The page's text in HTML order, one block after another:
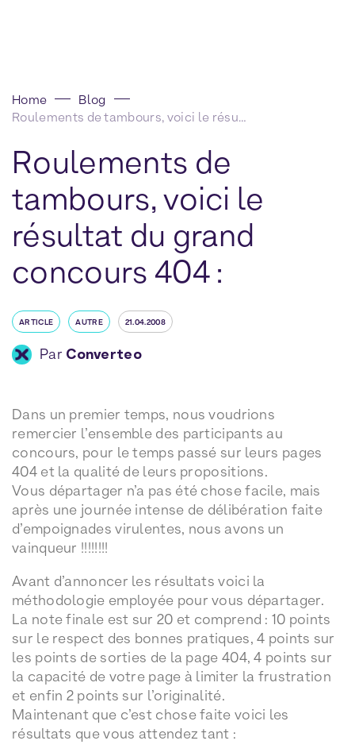
Home
Blog
Roulements de tambours, voici le résultat du grand concours 404 :
Roulements de
tambours, voici le
résultat du grand
concours 404 :
ARTICLE AUTRE 21.04.2008
Par Converteo
Dans un premier temps, nous voudrions
remercier l’ensemble des participants au
concours, pour le temps passé sur leurs pages
404 et la qualité de leurs propositions.
Vous départager n’a pas été chose facile, mais
après une journée intense de délibération faite
d’empoignades virulentes, nous avons un
vainqueur !!!!!!!!
Avant d’annoncer les résultats voici la
méthodologie employée pour vous départager.
La note finale est sur 20 et comprend : 10 points
sur le respect des bonnes pratiques, 4 points sur
les points de sorties de la page 404, 4 points sur
la capacité de votre page à limiter la frustration
et enfin 2 points sur l’originalité.
Maintenant que c’est chose faite voici les
résultats que vous attendez tant :